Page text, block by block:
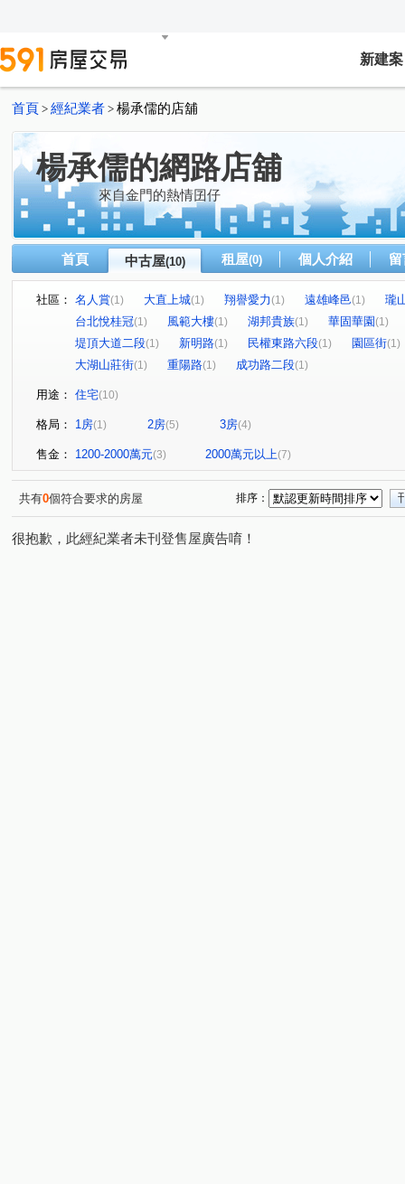
新建案
首頁 > 經紀業者 > 楊承儒的店舖
楊承儒的網路店舖
來自金門的熱情囝仔
首頁 中古屋(10) 租屋(0) 個人介紹
社區： 名人賞(1) 大直上城(1) 翔譽愛力(1) 遠雄峰邑(1)
瓏
台北悅桂冠(1) 風範大樓(1) 湖邦貴族(1) 華固華園(1)
堤頂大道二段(1) 新明路(1) 民權東路六段(1) 園區街(1)
大湖山莊街(1) 重陽路(1) 成功路二段(1)
用途： 住宅(10)
格局： 1房(1) 2房(5) 3房(4)
售金： 1200-2000萬元(3) 2000萬元以上(7)
共有0個符合要求的房屋 排序：
很抱歉，此經紀業者未刊登售屋廣告唷！